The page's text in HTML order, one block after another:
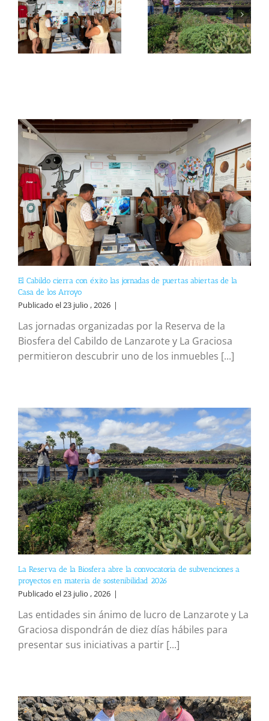
El Cabildo cierra con éxito las jornadas de puertas abiertas de la
Casa de los Arroyo
Publicado el 23 julio , 2026 |
Las jornadas organizadas por la Reserva de la
Biosfera del Cabildo de Lanzarote y La Graciosa
permitieron descubrir uno de los inmuebles [...]
La Reserva de la Biosfera abre la convocatoria de subvenciones a
proyectos en materia de sostenibilidad 2026
Publicado el 23 julio , 2026 |
Las entidades sin ánimo de lucro de Lanzarote y La
Graciosa dispondrán de diez días hábiles para
presentar sus iniciativas a partir [...]